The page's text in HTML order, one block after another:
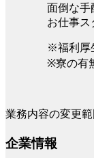
面倒な手
お仕事ス
※福利厚
※寮の有
業務内容の変更
企業情報